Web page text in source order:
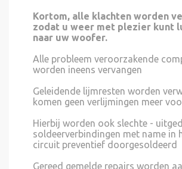
Kortom, alle klachten worden
zodat u weer met plezier kunt
naar uw woofer.
Alle probleem veroorzakende
worden ineens vervangen
Geleidende lijmresten worden
komen geen verlijmingen meer
Hierbij worden ook slechte -
soldeerverbindingen met name in
circuit preventief doorgesoldeerd
Gereed gemelde repairs worden